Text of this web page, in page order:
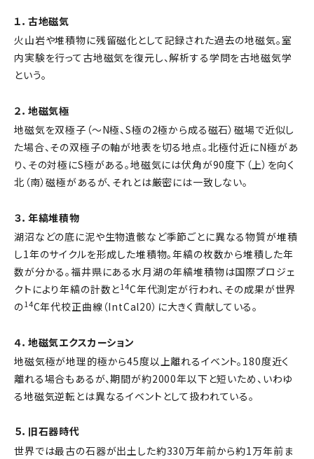
１．古地磁気
火山岩や堆積物に残留磁化として記録された過去の地磁気。室
内実験を行って古地磁気を復元し、解析する学問を古地磁気学
という。
２．地磁気極
地磁気を双極子（～N極、S極の2極から成る磁石）磁場で近似し
た場合、その双極子の軸が地表を切る地点。北極付近にN極があ
り、その対極にS極がある。地磁気には伏角が90度下（上）を向く
北（南）磁極があるが、それとは厳密には一致しない。
３．年縞堆積物
湖沼などの底に泥や生物遺骸など季節ごとに異なる物質が堆積
し1年のサイクルを形成した堆積物。年縞の枚数から堆積した年
数が分かる。福井県にある水月湖の年縞堆積物は国際プロジェ
クトにより年縞の計数と14C年代測定が行われ、その成果が世界
の14C年代校正曲線（IntCal20）に大きく貢献している。
４．地磁気エクスカーション
地磁気極が地理的極から45度以上離れるイベント。180度近く
離れる場合もあるが、期間が約2000年以下と短いため、いわゆ
る地磁気逆転とは異なるイベントとして扱われている。
５．旧石器時代
世界では最古の石器が出土した約330万年前から約1万年前ま